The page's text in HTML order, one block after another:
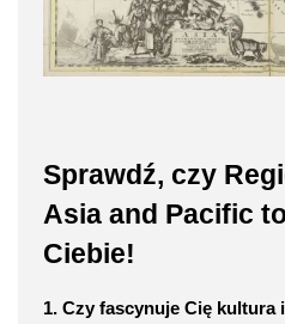
Sprawdź, czy
Asia and Pacific
Ciebie!
1. Czy fascynuje Cię